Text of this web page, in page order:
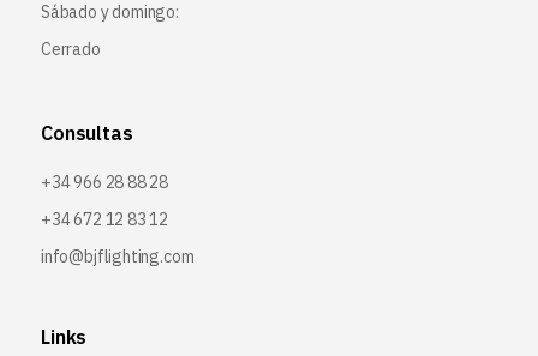
Sábado y domingo:
Cerrado
Consultas
+34 966 28 88 28
+34 672 12 83 12
info@bjflighting.com
Links